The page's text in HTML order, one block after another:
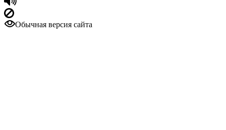
Обычная версия сайта